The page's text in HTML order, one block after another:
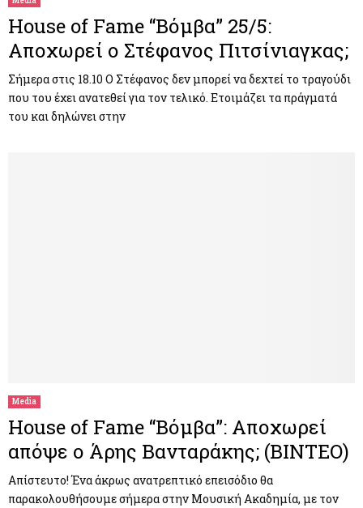
House of Fame “Βόμβα” 25/5:
Αποχωρεί ο Στέφανος Πιτσίνιαγκας;
Σήμερα στις 18.10 Ο Στέφανος δεν μπορεί να δεχτεί το τραγούδι
που του έχει ανατεθεί για τον τελικό. Ετοιμάζει τα πράγματά
του και δηλώνει στην
Media
House of Fame “Βόμβα”: Αποχωρεί
απόψε ο Άρης Βανταράκης; (ΒΙΝΤΕΟ)
Απίστευτο! Ένα άκρως ανατρεπτικό επεισόδιο θα
παρακολουθήσουμε σήμερα στην Μουσική Ακαδημία, με τον